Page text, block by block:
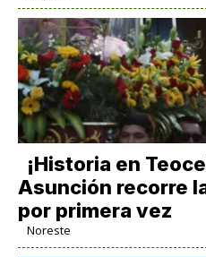
​¡Historia en
Asunción recorre
por primera vez
Noreste